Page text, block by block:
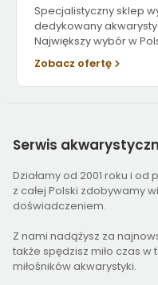
Specjalistyczny sklep
dedykowany
Największy wybór w
Zobacz ofertę
Serwis
Działamy od 2001 roku i
z całej Polski zdobywamy
doświadczeniem.
Z nami nadążysz za
także spędzisz miło czas
miłośników akwarystyki.